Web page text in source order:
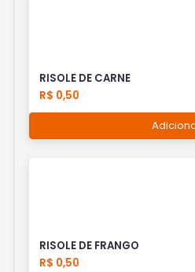
RISOLE DE CARNE
R$ 0,50
RISOLE DE FRANGO
R$ 0,50